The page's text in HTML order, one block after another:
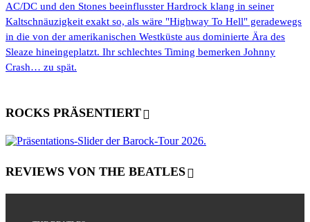
AC/DC und den Stones beeinflusster Hardrock klang in seiner
Kaltschnäuzigkeit exakt so, als wäre "Highway To Hell" geradewegs
in die von der amerikanischen Westküste aus dominierte Ära des
Sleaze hineingeplatzt. Ihr schlechtes Timing bemerken Johnny
Crash… zu spät.
ROCKS PRÄSENTIERT
REVIEWS VON THE BEATLES